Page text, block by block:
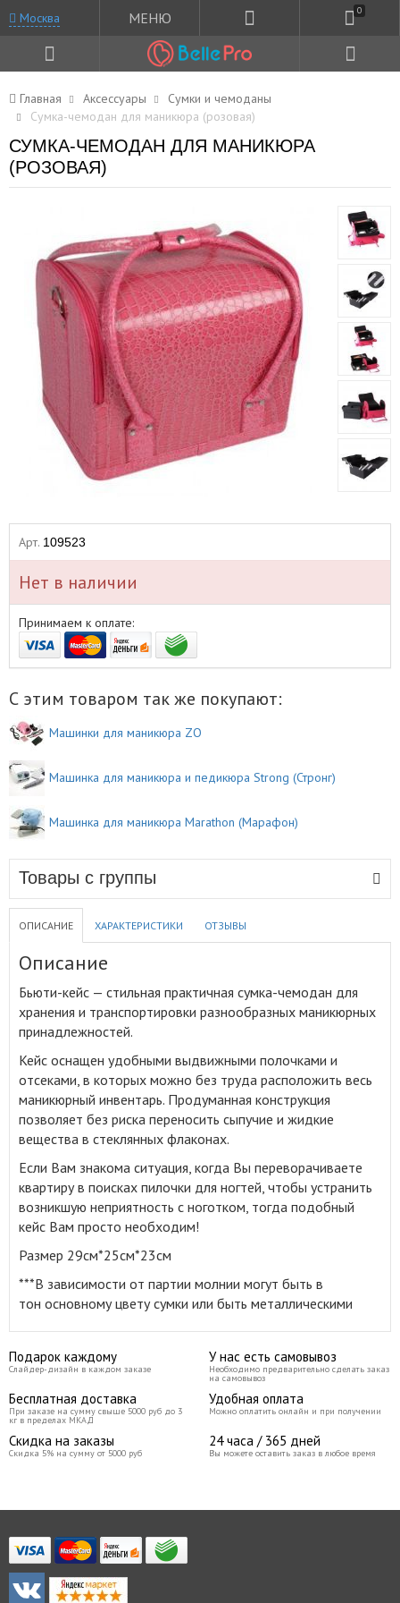
Москва МЕНЮ 0
Главная Аксессуары
Сумки и чемоданы
Сумка-чемодан для маникюра (розовая)
СУМКА-ЧЕМОДАН ДЛЯ МАНИКЮРА
(РОЗОВАЯ)
Арт. 109523
Нет в наличии
Принимаем к оплате:
С этим товаром так же покупают:
Машинки для маникюра ZO
Машинка для маникюра и педикюра Strong (Стронг)
Машинка для маникюра Marathon (Марафон)
Товары с группы
ОПИСАНИЕ ХАРАКТЕРИСТИКИ ОТЗЫВЫ
Описание
Бьюти-кейс — стильная практичная сумка-чемодан для
хранения и транспортировки разнообразных маникюрных
принадлежностей.
Кейс оснащен удобными выдвижными полочками и
отсеками, в которых можно без труда расположить весь
маникюрный инвентарь. Продуманная конструкция
позволяет без риска переносить сыпучие и жидкие
вещества в стеклянных флаконах.
Если Вам знакома ситуация, когда Вы переворачиваете
квартиру в поисках пилочки для ногтей, чтобы устранить
возникшую неприятность с ноготком, тогда подобный
кейс Вам просто необходим!
Размер 29см*25см*23см
***В зависимости от партии молнии могут быть в
тон основному цвету сумки или быть металлическими
Подарок каждому
Слайдер-дизайн в каждом заказе
У нас есть самовывоз
Необходимо предварительно сделать заказ
на самовывоз
Бесплатная доставка
При заказе на сумму свыше 5000 руб до 3
кг в пределах МКАД
Удобная оплата
Можно оплатить онлайн и при получении
Скидка на заказы
Скидка 5% на сумму от 5000 руб
24 часа / 365 дней
Вы можете оставить заказ в любое время